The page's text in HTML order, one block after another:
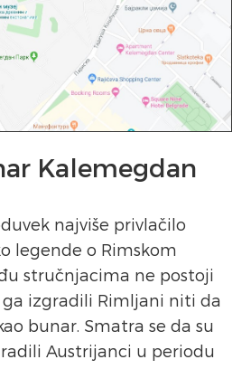
Kalemegdan
najviše privlačilo
legende o Rimskom
stručnjacima ne postoji
ga izgradili Rimljani niti da
bunar. Smatra se da su
Austrijanci u periodu